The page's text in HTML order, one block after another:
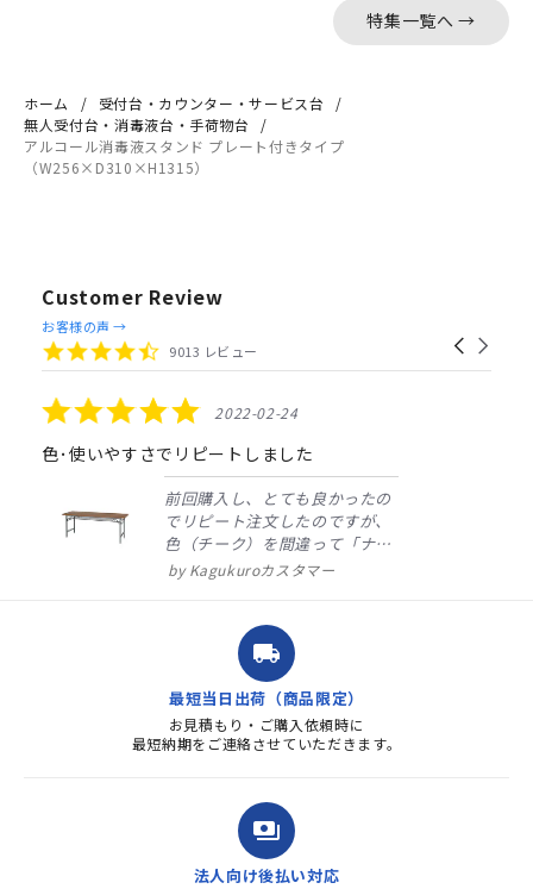
特集一覧へ →
ホーム
受付台・カウンター・サービス台
無人受付台・消毒液台・手荷物台
アルコール消毒液スタンド プレート付きタイプ
（W256×D310×H1315）
Customer Review
Reviews
carousel
Carousel
4.4
star
9013 レビュー
お客様の声 →
5.0
star
rating
2022-02-24
色･使いやすさでリピートしました
前回購入し、とても良かったの
でリピート注文したのですが、
色（チーク）を間違って「ナチ
ュラル」としてしまいました。
ました。商品到着も早く、品
質・使いやすさで満足していま
す。また、リピートするときは
よろしくお...
Kagukuroカスタマー
local_shipping
最短当日出荷（商品限定）
お見積もり・ご購入依頼時に
最短納期をご連絡させていただきます。
payments
法人向け後払い対応